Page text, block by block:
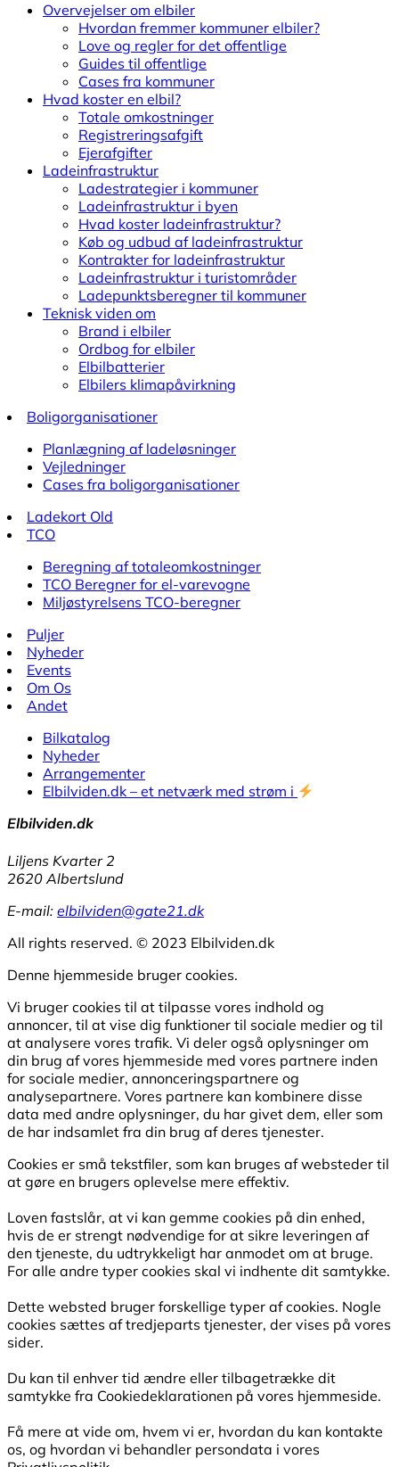
Overvejelser om elbiler
Hvordan fremmer kommuner elbiler?
Love og regler for det offentlige
Guides til offentlige
Cases fra kommuner
Hvad koster en elbil?
Totale omkostninger
Registreringsafgift
Ejerafgifter
Ladeinfrastruktur
Ladestrategier i kommuner
Ladeinfrastruktur i byen
Hvad koster ladeinfrastruktur?
Køb og udbud af ladeinfrastruktur
Kontrakter for ladeinfrastruktur
Ladeinfrastruktur i turistområder
Ladepunktsberegner til kommuner
Teknisk viden om
Brand i elbiler
Ordbog for elbiler
Elbilbatterier
Elbilers klimapåvirkning
Boligorganisationer
Planlægning af ladeløsninger
Vejledninger
Cases fra boligorganisationer
Ladekort Old
TCO
Beregning af totaleomkostninger
TCO Beregner for el-varevogne
Miljøstyrelsens TCO-beregner
Puljer
Nyheder
Events
Om Os
Andet
Bilkatalog
Nyheder
Arrangementer
Elbilviden.dk – et netværk med strøm i
Elbilviden.dk
Liljens Kvarter 2
2620 Albertslund
E-mail: elbilviden@gate21.dk
All rights reserved. © 2023 Elbilviden.dk
Denne hjemmeside bruger cookies.
Vi bruger cookies til at tilpasse vores indhold og
annoncer, til at vise dig funktioner til sociale medier og til
at analysere vores trafik. Vi deler også oplysninger om
din brug af vores hjemmeside med vores partnere inden
for sociale medier, annonceringspartnere og
analysepartnere. Vores partnere kan kombinere disse
data med andre oplysninger, du har givet dem, eller som
de har indsamlet fra din brug af deres tjenester.
Cookies er små tekstfiler, som kan bruges af websteder til
at gøre en brugers oplevelse mere effektiv.
Loven fastslår, at vi kan gemme cookies på din enhed,
hvis de er strengt nødvendige for at sikre leveringen af
den tjeneste, du udtrykkeligt har anmodet om at bruge.
For alle andre typer cookies skal vi indhente dit samtykke.
Dette websted bruger forskellige typer af cookies. Nogle
cookies sættes af tredjeparts tjenester, der vises på vores
sider.
Du kan til enhver tid ændre eller tilbagetrække dit
samtykke fra Cookiedeklarationen på vores hjemmeside.
Få mere at vide om, hvem vi er, hvordan du kan kontakte
os, og hvordan vi behandler persondata i vores